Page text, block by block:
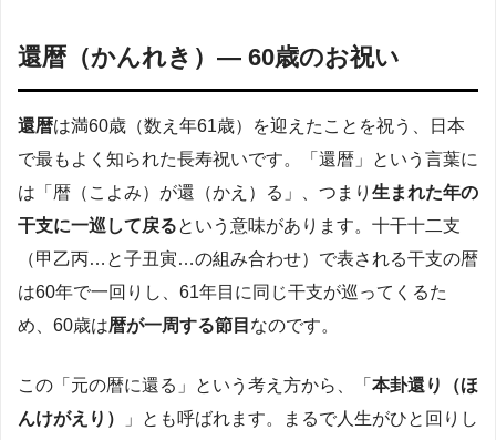
還暦（かんれき）— 60歳のお祝い
還暦は満60歳（数え年61歳）を迎えたことを祝う、日本
で最もよく知られた長寿祝いです。「還暦」という言葉に
は「暦（こよみ）が還（かえ）る」、つまり 生まれた年の
干支に一巡して戻るという意味があります。十干十二支
（甲乙丙…と子丑寅…の組み合わせ）で表される干支の暦
は60年で一回りし、61年目に同じ干支が巡ってくるた
め、60歳は暦が一周する節目 なのです。
この「元の暦に還る」という考え方から、「 本卦還り（ほ
んけがえり）
」とも呼ばれます。まるで人生がひと回りし